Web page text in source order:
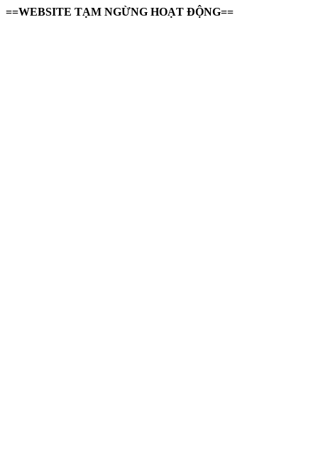
==WEBSITE TẠM NGỪNG HOẠT ĐỘNG==